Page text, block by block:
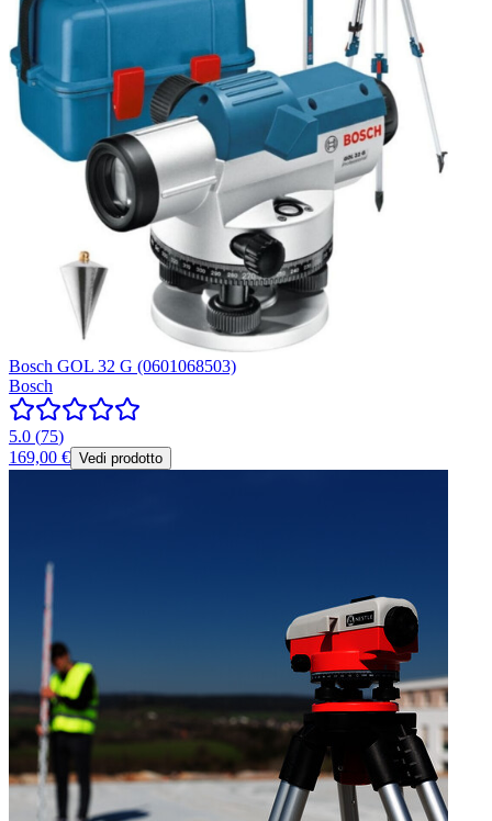
Bosch GOL 32 G (0601068503)
Bosch
5.0 (75)
169,00 € Vedi prodotto